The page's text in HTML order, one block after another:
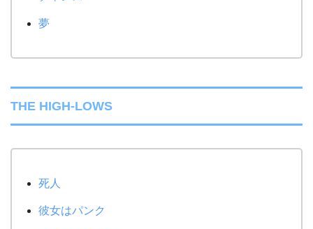
夢
THE HIGH-LOWS
死人
彼女はパンク